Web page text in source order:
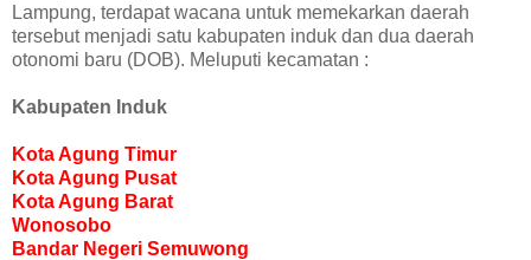
Lampung, terdapat wacana untuk memekarkan daerah
tersebut menjadi satu kabupaten induk dan dua daerah
otonomi baru (DOB). Meluputi kecamatan :
Kabupaten Induk
Kota Agung Timur
Kota Agung Pusat
Kota Agung Barat
Wonosobo
Bandar Negeri Semuwong